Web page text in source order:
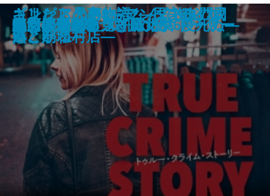
心は孤独な狩人
龍ノ国幻想6 双飛の暁
月夜の散歩
あしたの名医―伊豆中周産期セン
ター―
日蓮
ギリシア人の物語3―都市国家ギ
リシアの終焉―
江戸の空、水面の風―みとや・お
瑛仕入帖―
泳ぐ者
ちよぼ―加賀百万石を照らす月―
神様には負けられない
トゥルー・クライム・ストーリー
魔女推理―嘘つき魔女が6度死ぬ―
コンビニ兄弟3―テンダネス門司
港こがね村店―
さよならの言い方なんて知らな
い。8
龍ノ国幻想5 双飛の闇
血も涙もある
ギリシア人の物語2―民主政の成
熟と崩壊―
鳴門の渦潮を見ていた女
処女の道程
草原のサーカス